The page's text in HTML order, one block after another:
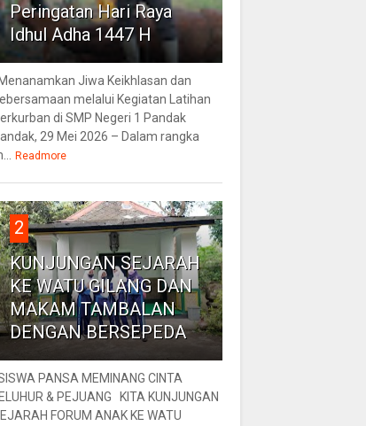
Peringatan Hari Raya
Idhul Adha 1447 H
Jiwa Keikhlasan dan
melalui Kegiatan Latihan
di SMP Negeri 1 Pandak
29 Mei 2026 – Dalam rangka
Readmore
2
KUNJUNGAN SEJARAH
KE WATU GILANG DAN
MAKAM TAMBALAN
DENGAN BERSEPEDA
PANSA MEMINANG CINTA
& PEJUANG KITA KUNJUNGAN
FORUM ANAK KE WATU